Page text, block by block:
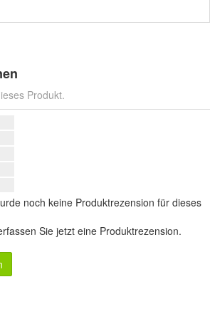
Produkt.
noch keine Produktrezension für dieses
Sie jetzt eine Produktrezension.